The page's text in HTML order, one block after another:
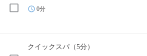
0分
クイックスパ（5分）